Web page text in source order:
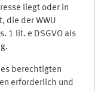
liegt oder in
die der WWU
1 lit. e DSGVO als
berechtigten
erforderlich und